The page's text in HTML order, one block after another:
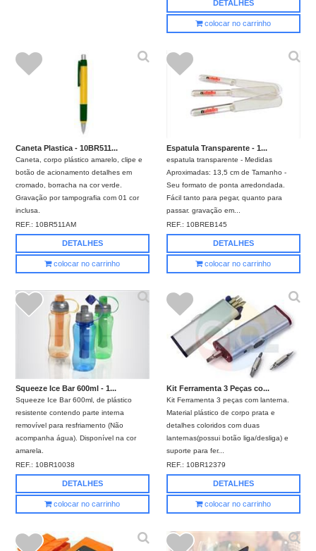
DETALHES
colocar no carrinho
Caneta Plastica - 10BR511...
Caneta, corpo plástico amarelo, clipe e
botão de acionamento detalhes em
cromado, borracha na cor verde.
Gravação por tampografia com 01 cor
inclusa.
REF.: 10BR511AM
DETALHES
colocar no carrinho
Espatula Transparente - 1...
espatula transparente - Medidas
Aproximadas: 13,5 cm de Tamanho -
Seu formato de ponta arredondada.
Fácil tanto para pegar, quanto para
passar. gravação em...
REF.: 10BREB145
DETALHES
colocar no carrinho
Squeeze Ice Bar 600ml - 1...
Squeeze Ice Bar 600ml, de plástico
resistente contendo parte interna
removível para resfriamento (Não
acompanha água). Disponível na cor
amarela.
REF.:10BR10038
DETALHES
colocar no carrinho
Kit Ferramenta 3 Peças co...
Kit Ferramenta 3 peças com lanterna.
Material plástico de corpo prata e
detalhes coloridos com duas
lanternas(possui botão liga/desliga) e
suporte para fer...
REF.:10BR12379
DETALHES
colocar no carrinho